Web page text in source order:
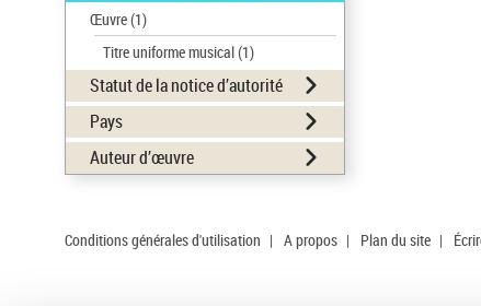
Œuvre(1)
Titre uniforme musical(1)
Statut de la notice d’autorité
Pays
Auteur d’œuvre
Conditions générales d'utilisation | A propos | Plan du site |